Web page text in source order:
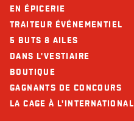
EN ÉPICERIE
TRAITEUR ÉVÉNEMENTIEL
5 BUTS 8 AILES
DANS L'VESTIAIRE
BOUTIQUE
GAGNANTS DE CONCOURS
LA CAGE À L'INTERNATIONAL